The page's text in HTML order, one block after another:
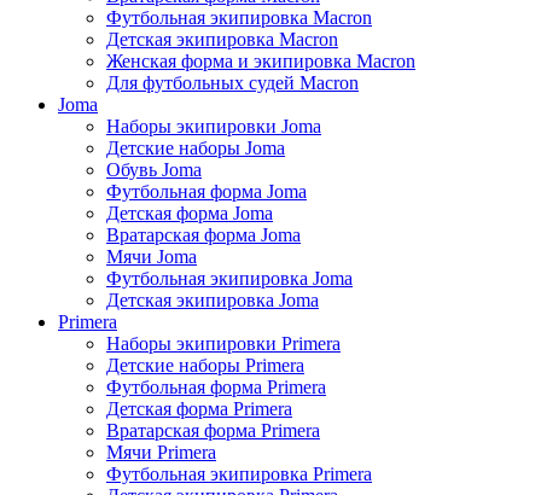
Футбольная экипировка Macron
Детская экипировка Macron
Женская форма и экипировка Macron
Для футбольных судей Macron
Joma
Наборы экипировки Joma
Детские наборы Joma
Обувь Joma
Футбольная форма Joma
Детская форма Joma
Вратарская форма Joma
Мячи Joma
Футбольная экипировка Joma
Детская экипировка Joma
Primera
Наборы экипировки Primera
Детские наборы Primera
Футбольная форма Primera
Детская форма Primera
Вратарская форма Primera
Мячи Primera
Футбольная экипировка Primera